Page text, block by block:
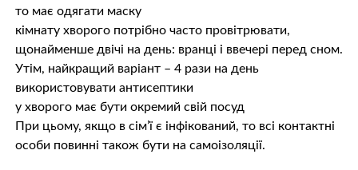
то має одягати маску
кімнату хворого потрібно часто провітрювати,
щонайменше двічі на день: вранці і ввечері перед сном.
Утім, найкращий варіант – 4 рази на день
використовувати антисептики
у хворого має бути окремий свій посуд
При цьому, якщо в сім’ї є інфікований, то всі контактні
особи повинні також бути на самоізоляції.